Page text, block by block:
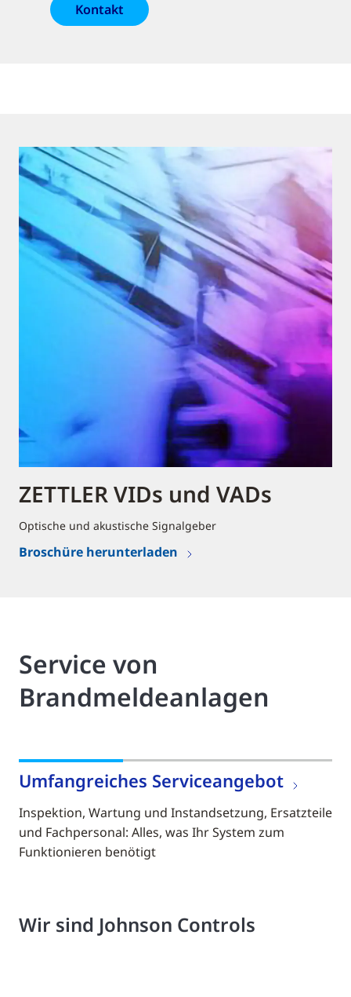
Kontakt
ZETTLER VIDs und VADs
Optische und akustische Signalgeber
Broschüre herunterladen
Service von
Brandmeldeanlagen
Umfangreiches Serviceangebot
Inspektion, Wartung und Instandsetzung, Ersatzteile
und Fachpersonal: Alles, was Ihr System zum
Funktionieren benötigt
Wir sind Johnson Controls